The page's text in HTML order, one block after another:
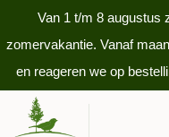
Van 1 t/m 8 augustus
zomervakantie. Vanaf
en reageren we op